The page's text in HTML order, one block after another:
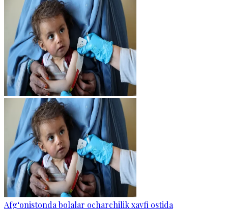
Afg‘onistonda bolalar ocharchilik xavfi ostida